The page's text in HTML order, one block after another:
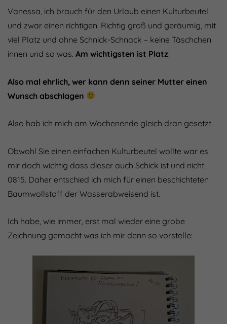
Vanessa, ich brauch für den Urlaub einen Kulturbeutel
und zwar einen richtigen. Richtig groß und geräumig, mit
viel Platz und ohne Schnick-Schnack – keine Täschchen
innen und so was. Am wichtigsten ist Platz!
Also mal ehrlich, wer kann denn seiner Mutter einen
Wunsch abschlagen
Also hab ich mich am Wochenende gleich dran gesetzt.
Obwohl Sie einen einfachen Kulturbeutel wollte war es
mir doch wichtig dass dieser auch Schick ist und nicht
0815. Daher entschied ich mich für einen beschichteten
Baumwollstoff der Wasserabweisend ist.
Ich habe, wie immer, erst mal wieder eine grobe
Zeichnung gemacht was ich mir denn so vorstelle: